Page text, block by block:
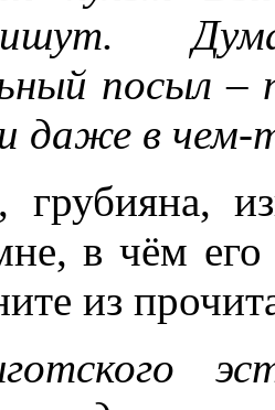
посыл –
даже в чем-
в чём
из